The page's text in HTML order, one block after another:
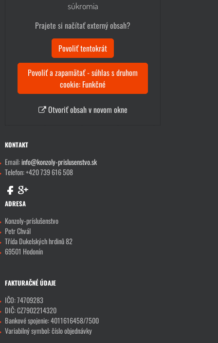
súkromia
Prajete si načítať externý obsah?
Povoliť tentokrát
Povoliť a zapamätať - súhlas s druhom
cookie: Funkčné
Otvoriť obsah v novom okne
KONTAKT
Email:info@konzoly-prislusenstvo.sk
Telefon: +420 739 616 508
ADRESA
Konzoly-príslušenstvo
Petr Chvál
Třída Dukelských hrdinů 82
69501 Hodonín
FAKTURAČNÉ ÚDAJE
IČO: 74709283
DIČ: CZ7902214320
Bankové spojenie: 4011616458/7500
Variabilný symbol: číslo objednávky